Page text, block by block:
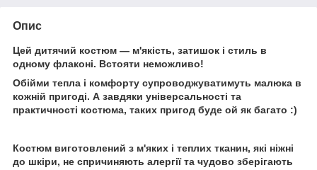
Опис
Цей дитячий костюм — м'якість, затишок і стиль в
одному флаконі. Встояти неможливо!
Обійми тепла і комфорту супроводжуватимуть малюка в
кожній пригоді. А завдяки універсальності та
практичності костюма, таких пригод буде ой як багато :)
Костюм виготовлений з м'яких і теплих тканин, які ніжні
до шкіри, не спричиняють алергії та чудово зберігають